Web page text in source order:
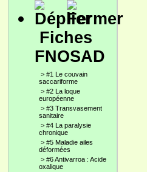
Fiches
FNOSAD
> #1 Le couvain
saccariforme
> #2 La loque
européenne
> #3 Transvasement
sanitaire
> #4 La paralysie
chronique
> #5 Maladie ailes
déformées
> #6 Antivarroa : Acide
oxalique